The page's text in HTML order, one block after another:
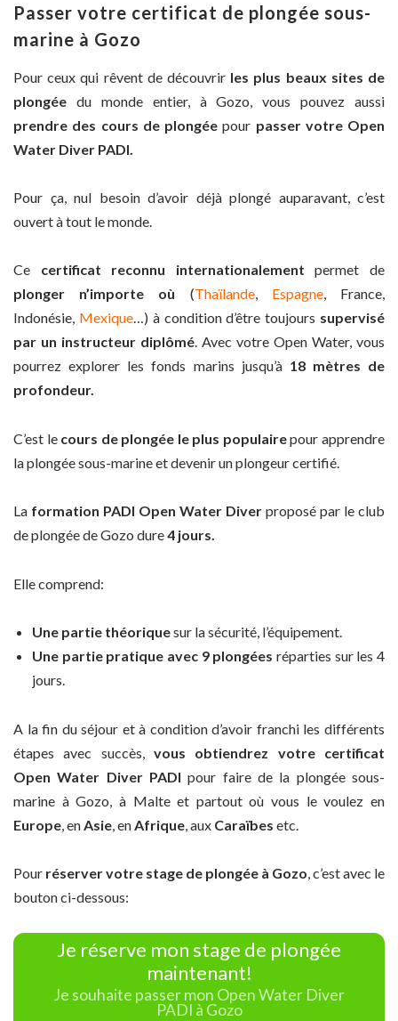
Passer votre certificat de plongée sous-
marine à Gozo
Pour ceux qui rêvent de découvrir les plus beaux sites de
plongée du monde entier, à Gozo, vous pouvez aussi
prendre des cours de plongée pour passer votre Open
Water Diver PADI.
Pour ça, nul besoin d’avoir déjà plongé auparavant, c’est
ouvert à tout le monde.
Ce certificat reconnu internationalement permet de
plonger n’importe où (Thaïlande, Espagne, France,
Indonésie, Mexique…) à condition d’être toujours supervisé
par un instructeur diplômé. Avec votre Open Water, vous
pourrez explorer les fonds marins jusqu’à 18 mètres de
profondeur.
C’est le cours de plongée le plus populairepour apprendre
la plongée sous-marine et devenir un plongeur certifié.
La formation PADI Open Water Diver proposé par le club
de plongée de Gozo dure4 jours.
Elle comprend:
Une partie théoriquesur la sécurité, l’équipement.
Une partie pratique avec 9 plongées réparties sur les 4
jours.
A la fin du séjour et à condition d’avoir franchi les différents
étapes avec succès, vous obtiendrez votre certificat
Open Water Diver PADI pour faire de la plongée sous-
marine à Gozo, à Malte et partout où vous le voulez en
Europe , en Asie , en Afrique , aux Caraïbes etc.
Pour réserver votre stage de plongée à Gozo, c’est avec le
bouton ci-dessous:
Je réserve mon stage de plongée
maintenant!
Je souhaite passer mon Open Water Diver
PADI à Gozo